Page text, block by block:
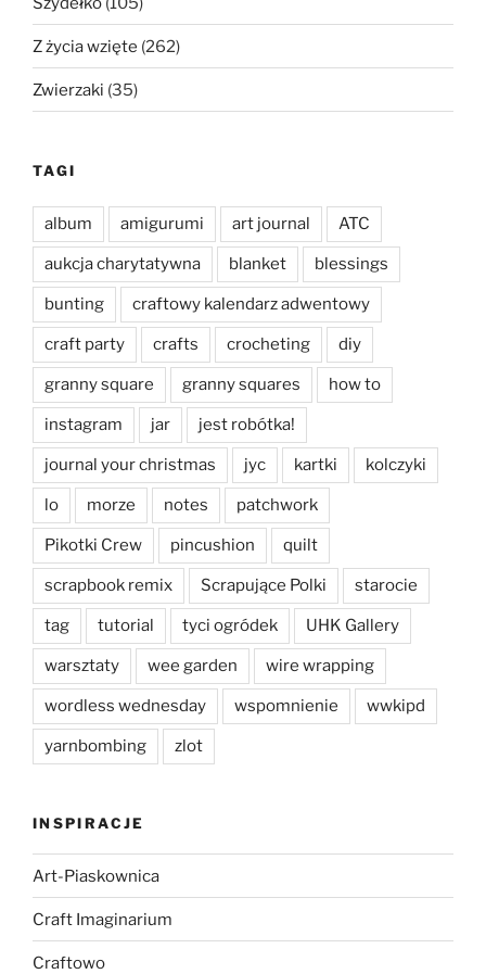
Z życia wzięte (262)
Zwierzaki (35)
TAGI
album amigurumi art journal ATC
aukcja charytatywna blanket blessings
bunting craftowy kalendarz adwentowy
craft party crafts crocheting diy
granny square granny squares how to
instagram jar jest robótka!
journal your christmas jyc kartki kolczyki
lo morze notes patchwork
Pikotki Crew pincushion quilt
scrapbook remix Scrapujące Polki starocie
tag tutorial tyci ogródek UHK Gallery
warsztaty wee garden wire wrapping
wordless wednesday wspomnienie wwkipd
yarnbombing zlot
INSPIRACJE
Art-Piaskownica
Craft Imaginarium
Craftowo